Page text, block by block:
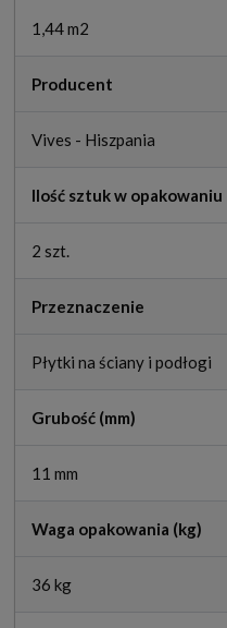
1,44 m2
Producent
Vives - Hiszpania
Ilość sztuk w opakowaniu
2 szt.
Przeznaczenie
Płytki na ściany i podłogi
Grubość (mm)
11 mm
Waga opakowania (kg)
36 kg